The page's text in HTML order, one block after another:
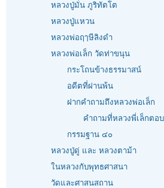
หลวงปู่มั่น ภูริทัตโต
หลวงปู่แหวน
หลวงพ่อฤๅษีลิงดำ
หลวงพ่อเล็ก วัดท่าขนุน
กระโถนข้างธรรมาสน์
อดีตที่ผ่านพ้น
ฝากคำถามถึงหลวงพ่อเล็ก
คำถามที่หลวงพี่เล็กตอ
กรรมฐาน ๔๐
หลวงปู่ดู่ และ หลวงตาม้า
ในหลวงกับพุทธศาสนา
วัดและศาสนสถาน